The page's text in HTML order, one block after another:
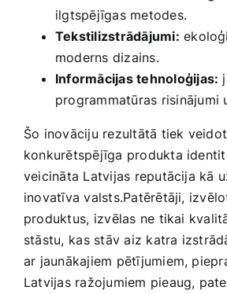
ilgtspējīgas metodes.
Tekstilizstrādājumi:
moderns dizains.
Informācijas tehnoloģijas:
programmatūras risinājumi
Šo inovāciju rezultātā tiek
konkurētspējīga ‌produkta
veicināta ‍Latvijas reputācija kā
inovatīva valsts.Patērētāji,
‌produktus,⁢ izvēlas ne tikai
stāstu,⁣ kas stāv ‍aiz katra
ar jaunākajiem pētījumiem,
Latvijas ražojumiem pieaug,